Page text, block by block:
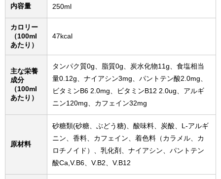
内容量 250ml
カロリー
（100ml
あたり）
47kcal
主な栄養
成分
（100ml
あたり）
タンパク質0g、脂質0g、炭水化物11g、食塩相当
量0.12g、ナイアシン3mg、パントテン酸2.0mg、
ビタミンB6 2.0mg、ビタミンB12 2.0ug、アルギ
ニン120mg、カフェイン32mg
原材料
砂糖類(砂糖、ぶどう糖)、酸味料、炭酸、L-アルギ
ニン、香料、カフェイン、着色料（カラメル、カ
ロチノイド）、乳化剤、ナイアシン、パントテン
酸Ca,V.B6、V.B2、V.B12